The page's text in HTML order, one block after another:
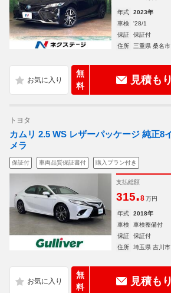
年式 2023年
車検
'28/1
保証
保証付
住所
三重県 桑名市
無
料
見積も
トヨタ
カムリ 2.5 WS レザーパッケージ 純正
メラ
保証付 車両品質保証書付 購入プラン付き
支払総額
315.8 万円
年式 2018年
車検
車検整備付
保証
保証付
住所
埼玉県 吉川市
無
料
見積も